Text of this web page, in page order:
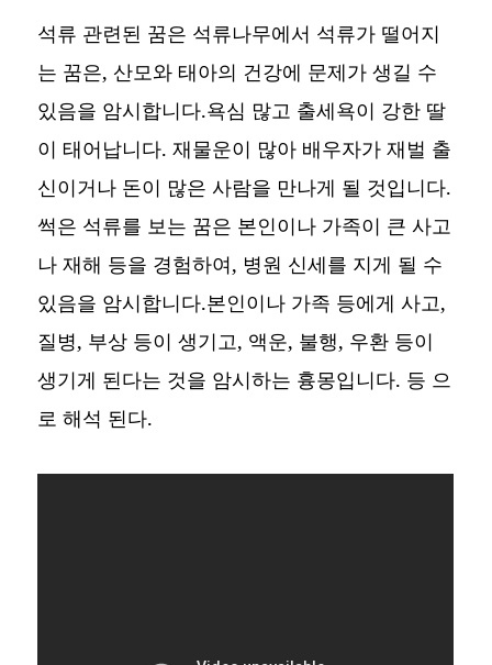
석류 관련된 꿈은 석류나무에서 석류가 떨어지
는 꿈은, 산모와 태아의 건강에 문제가 생길 수
있음을 암시합니다.욕심 많고 출세욕이 강한 딸
이 태어납니다. 재물운이 많아 배우자가 재벌 출
신이거나 돈이 많은 사람을 만나게 될 것입니다.
썩은 석류를 보는 꿈은 본인이나 가족이 큰 사고
나 재해 등을 경험하여, 병원 신세를 지게 될 수
있음을 암시합니다.본인이나 가족 등에게 사고,
질병, 부상 등이 생기고, 액운, 불행, 우환 등이
생기게 된다는 것을 암시하는 흉몽입니다. 등 으
로 해석 된다.